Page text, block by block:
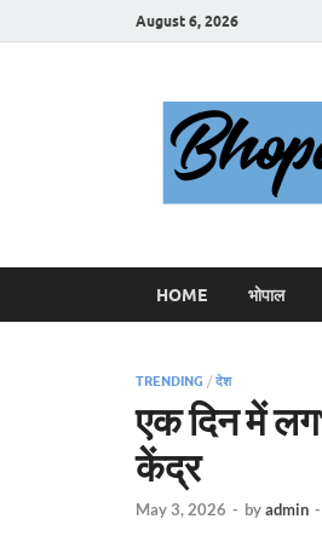
August 6, 2026
HOME भोपाल
TRENDING / देश
एक दिन में
केंद्र
May 3, 2026 - byadmin -